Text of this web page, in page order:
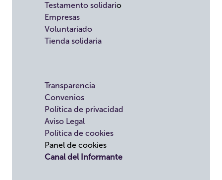
Transparencia
Convenios
Política de privacidad
Aviso Legal
Política de cookies
Panel de cookies
Canal del Informante
Testamento solidario
Empresas
Voluntariado
Tienda solidaria